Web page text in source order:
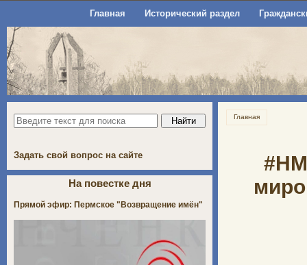
Главная Исторический раздел
Главная
Задать свой вопрос на сайте
На повестке дня
Прямой эфир: Пермское "Возвращение имён"